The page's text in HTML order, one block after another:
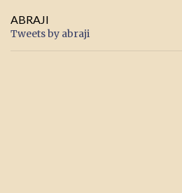
ABRAJI
Tweets by abraji